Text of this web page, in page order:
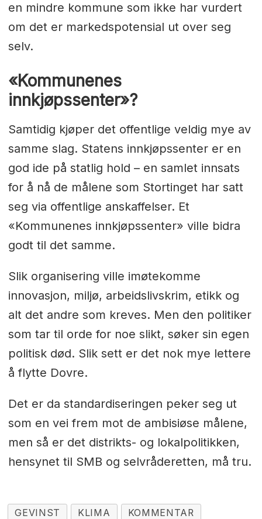
en mindre kommune som ikke har vurdert
om det er markedspotensial ut over seg
selv.
«Kommunenes
innkjøpssenter»?
Samtidig kjøper det offentlige veldig mye av
samme slag. Statens innkjøpssenter er en
god ide på statlig hold – en samlet innsats
for å nå de målene som Stortinget har satt
seg via offentlige anskaffelser. Et
«Kommunenes innkjøpssenter» ville bidra
godt til det samme.
Slik organisering ville imøtekomme
innovasjon, miljø, arbeidslivskrim, etikk og
alt det andre som kreves. Men den politiker
som tar til orde for noe slikt, søker sin egen
politisk død. Slik sett er det nok mye lettere
å flytte Dovre.
Det er da standardiseringen peker seg ut
som en vei frem mot de ambisiøse målene,
men så er det distrikts- og lokalpolitikken,
hensynet til SMB og selvråderetten, må tru.
GEVINST KLIMA KOMMENTAR